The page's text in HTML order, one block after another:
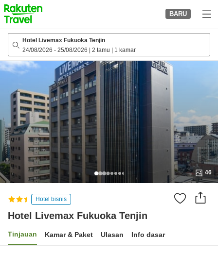
to
top
page
BARU
Hotel Livemax Fukuoka Tenjin
24/08/2026 - 25/08/2026 2 tamu 1 kamar
46
Hotel bisnis
Hotel Livemax Fukuoka Tenjin
Tinjauan Kamar & Paket Ulasan Info dasar